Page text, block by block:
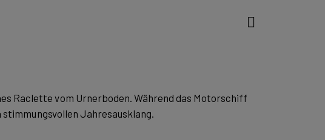
Raclette vom Urnerboden. Während das Motorschiff
Jahresausklang.